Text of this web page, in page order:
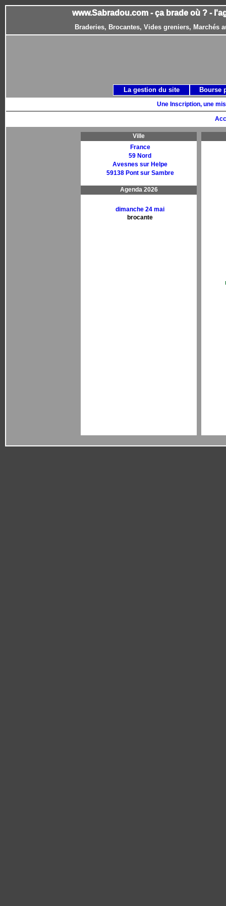
www.Sabradou.com - ça brade où ? -
Braderies, Brocantes, Vides greniers, Marchés
Une Inscription, une
Ville
France
59 Nord
Avesnes sur Helpe
59138 Pont sur Sambre
Agenda 2026
dimanche 24 mai
brocante
La gestion du site Bourse